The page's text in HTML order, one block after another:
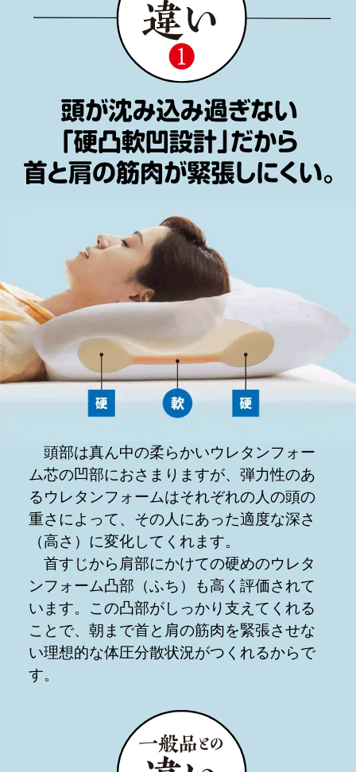
頭部は真ん中の柔らかいウレタンフォー
ム芯の凹部におさまりますが、弾力性のあ
るウレタンフォームはそれぞれの人の頭の
重さによって、その人にあった適度な深さ
（高さ）に変化してくれます。
首すじから肩部にかけての硬めのウレタ
ンフォーム凸部（ふち）も高く評価されて
います。この凸部がしっかり支えてくれる
ことで、朝まで首と肩の筋肉を緊張させな
い理想的な体圧分散状況がつくれるからで
す。